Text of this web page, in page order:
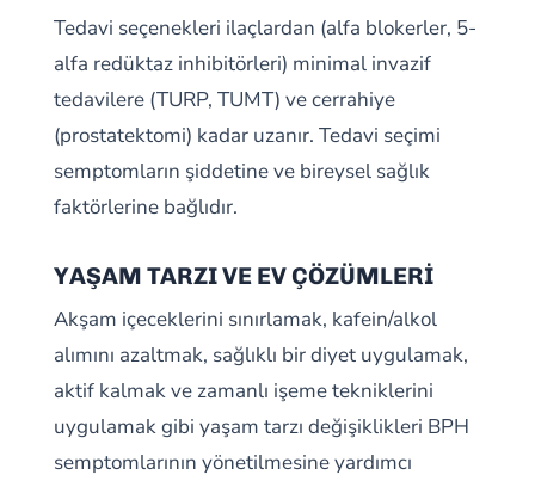
Tedavi seçenekleri ilaçlardan (alfa blokerler, 5-
alfa redüktaz inhibitörleri) minimal invazif
tedavilere (TURP, TUMT) ve cerrahiye
(prostatektomi) kadar uzanır. Tedavi seçimi
semptomların şiddetine ve bireysel sağlık
faktörlerine bağlıdır.
YAŞAM TARZI VE EV ÇÖZÜMLERİ
Akşam içeceklerini sınırlamak, kafein/alkol
alımını azaltmak, sağlıklı bir diyet uygulamak,
aktif kalmak ve zamanlı işeme tekniklerini
uygulamak gibi yaşam tarzı değişiklikleri BPH
semptomlarının yönetilmesine yardımcı